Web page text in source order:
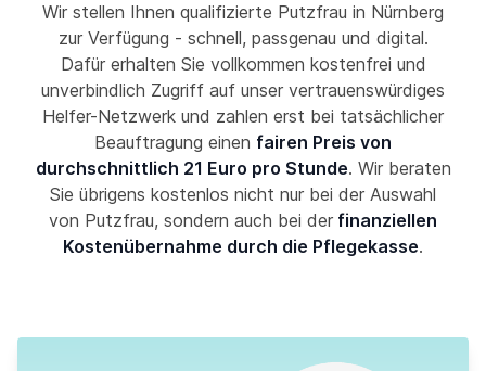
Wir stellen Ihnen qualifizierte Putzfrau in Nürnberg
zur Verfügung - schnell, passgenau und digital.
Dafür erhalten Sie vollkommen kostenfrei und
unverbindlich Zugriff auf unser vertrauenswürdiges
Helfer-Netzwerk und zahlen erst bei tatsächlicher
Beauftragung einen fairen Preis von
durchschnittlich 21 Euro pro Stunde. Wir beraten
Sie übrigens kostenlos nicht nur bei der Auswahl
von Putzfrau, sondern auch bei der finanziellen
Kostenübernahme durch die Pflegekasse.